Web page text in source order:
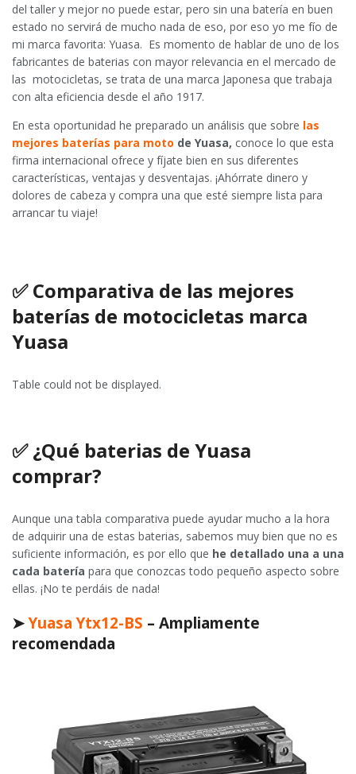
del taller y mejor no puede estar, pero sin una batería en buen
estado no servirá de mucho nada de eso, por eso yo me fío de
mi marca favorita: Yuasa. Es momento de hablar de uno de los
fabricantes de baterias con mayor relevancia en el mercado de
las motocicletas, se trata de una marca Japonesa que trabaja
con alta eficiencia desde el año 1917.
En esta oportunidad he preparado un análisis que sobre las
mejores baterías para moto de Yuasa, conoce lo que esta
firma internacional ofrece y fíjate bien en sus diferentes
características, ventajas y desventajas. ¡Ahórrate dinero y
dolores de cabeza y compra una que esté siempre lista para
arrancar tu viaje!
✅Comparativa de las mejores
baterías de motocicletas marca
Yuasa
Table could not be displayed.
✅¿Qué baterias de Yuasa
comprar?
Aunque una tabla comparativa puede ayudar mucho a la hora
de adquirir una de estas baterias, sabemos muy bien que no es
suficiente información, es por ello que he detallado una a una
cada batería para que conozcas todo pequeño aspecto sobre
ellas. ¡No te perdáis de nada!
➤Yuasa Ytx12-BS – Ampliamente
recomendada